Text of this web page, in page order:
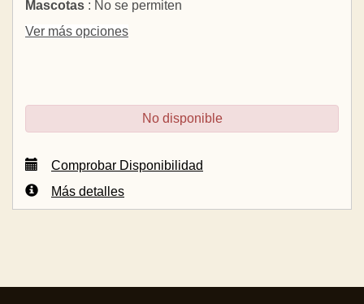
Mascotas : No se permiten
Ver más opciones
No disponible
Comprobar Disponibilidad
Más detalles